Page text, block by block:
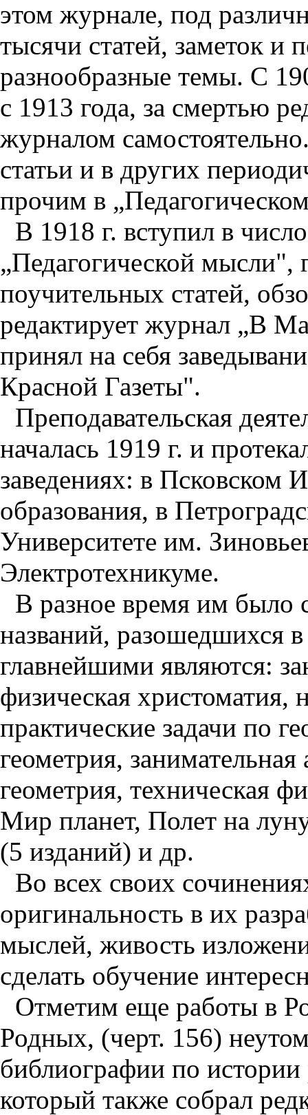
этом журнале, под
тысячи статей, заметок и
разнообразные темы. С
с 1913 года, за смертью
журналом
статьи и в других
прочим в
В 1918 г. вступил в
„Педагогической мысли",
поучительных статей,
редактирует журнал „В
принял на себя
Красной Газеты".
Преподавательская
началась 1919 г. и
заведениях: в Псковском
образования, в
Университете им.
Электротехникуме.
В разное время им было
названий, разошедшихся
главнейшими являются:
физическая христоматия,
практические задачи по
геометрия,
геометрия, техническая
Мир планет, Полет на
(5 изданий) и др.
Во всех своих
оригинальность в их
мыслей, живость
сделать обучение
Отметим еще работы в
Родных, (черт. 156)
библиографии по истории
который также собрал